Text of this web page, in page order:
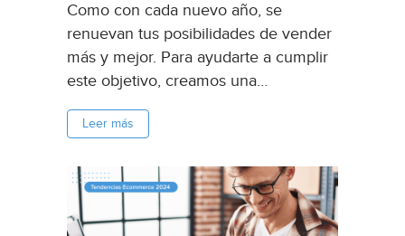
Como con cada nuevo año, se
renuevan tus posibilidades de vender
más y mejor. Para ayudarte a cumplir
este objetivo, creamos una
herramienta para facilitarte el trabajo:
el calendario de ecommerce 2024
principales fechas para tus campañas
y ventas...
Leer más